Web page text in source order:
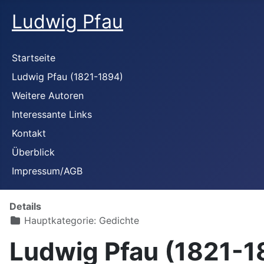
Ludwig Pfau
Startseite
Ludwig Pfau (1821-1894)
Weitere Autoren
Interessante Links
Kontakt
Überblick
Impressum/AGB
Details
Hauptkategorie: Gedichte
Ludwig Pfau (1821-